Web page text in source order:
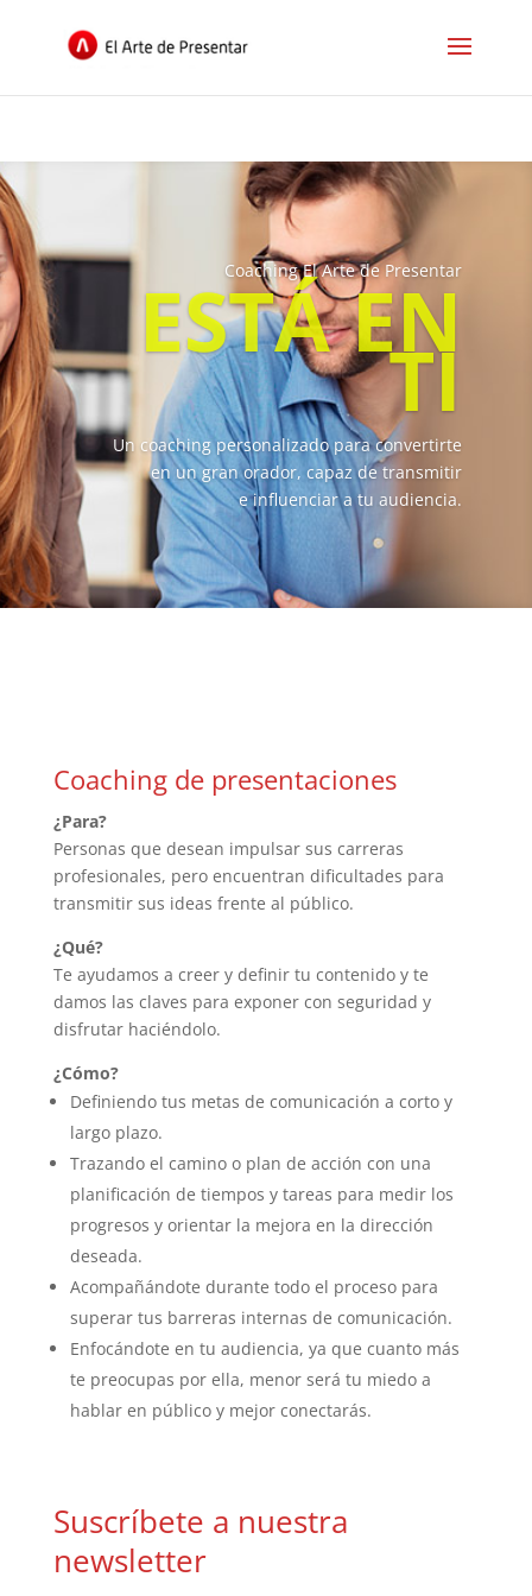
Coaching El Arte de Presentar
ESTÁ EN
TI
Un coaching personalizado para convertirte
en un gran orador, capaz de transmitir
e influenciar a tu audiencia.
Coaching de presentaciones
¿Para?
Personas que desean impulsar sus carreras
profesionales, pero encuentran dificultades para
transmitir sus ideas frente al público.
¿Qué?
Te ayudamos a creer y definir tu contenido y te
damos las claves para exponer con seguridad y
disfrutar haciéndolo.
¿Cómo?
Definiendo tus metas de comunicación a corto y
largo plazo.
Trazando el camino o plan de acción con una
planificación de tiempos y tareas para medir los
progresos y orientar la mejora en la dirección
deseada.
Acompañándote durante todo el proceso para
superar tus barreras internas de comunicación.
Enfocándote en tu audiencia, ya que cuanto más
te preocupas por ella, menor será tu miedo a
hablar en público y mejor conectarás.
Suscríbete a nuestra
newsletter